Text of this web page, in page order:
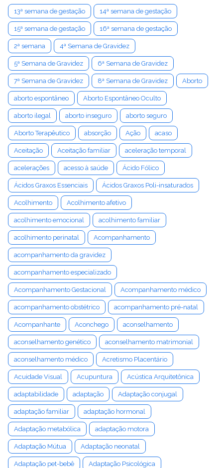
13ª semana de gestação 14ª semana de gestação
15ª semana de gestação 16ª semana de gestação
2ª semana 4ª Semana de Gravidez
5ª Semana de Gravidez 6ª Semana de Gravidez
7ª Semana de Gravidez 8ª Semana de Gravidez Aborto
aborto espontâneo Aborto Espontâneo Oculto
aborto ilegal aborto inseguro aborto seguro
Aborto Terapêutico absorção Ação acaso
Aceitação Aceitação familiar aceleração temporal
acelerações acesso à saúde Ácido Fólico
Ácidos Graxos Essenciais Ácidos Graxos Poli-insaturados
Acolhimento Acolhimento afetivo
acolhimento emocional acolhimento familiar
acolhimento perinatal Acompanhamento
acompanhamento da gravidez
acompanhamento especializado
Acompanhamento Gestacional Acompanhamento médico
acompanhamento obstétrico acompanhamento pré-natal
Acompanhante Aconchego aconselhamento
aconselhamento genético aconselhamento matrimonial
aconselhamento médico Acretismo Placentário
Acuidade Visual Acupuntura Acústica Arquitetônica
adaptabilidade adaptação Adaptação conjugal
adaptação familiar adaptação hormonal
Adaptação metabólica adaptação motora
Adaptação Mútua Adaptação neonatal
Adaptação pet-bebê Adaptação Psicológica